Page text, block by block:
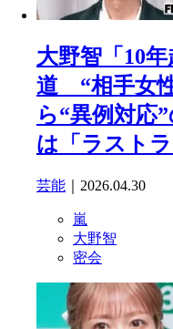
大野智「10
道 “相手女
ら“異例対応
は「ラストラ
芸能 ｜2026.04.30
嵐
大野智
密会